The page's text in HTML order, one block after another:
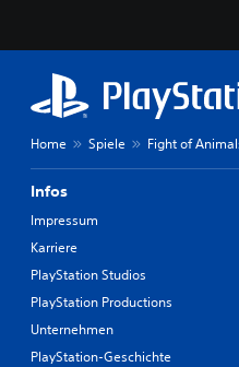
Home Spiele Fight of
Infos
Impressum
Karriere
PlayStation Studios
PlayStation Productions
Unternehmen
PlayStation-Geschichte